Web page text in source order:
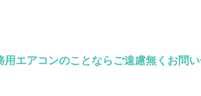
用エアコンのことならご遠慮無くお問い